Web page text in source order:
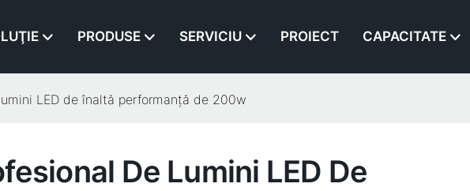
PRODUSE SERVICIU PROIECT CAPACITATE
LED de înaltă performanță de 200w
De Lumini LED De